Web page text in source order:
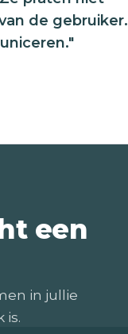
de gebruiker.
een
in jullie
is.